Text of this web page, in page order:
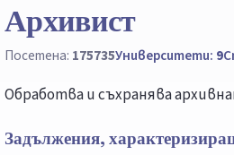
Архивист
Посетена: 175735Университети: 9
Обработва и съхранява
Задължения,